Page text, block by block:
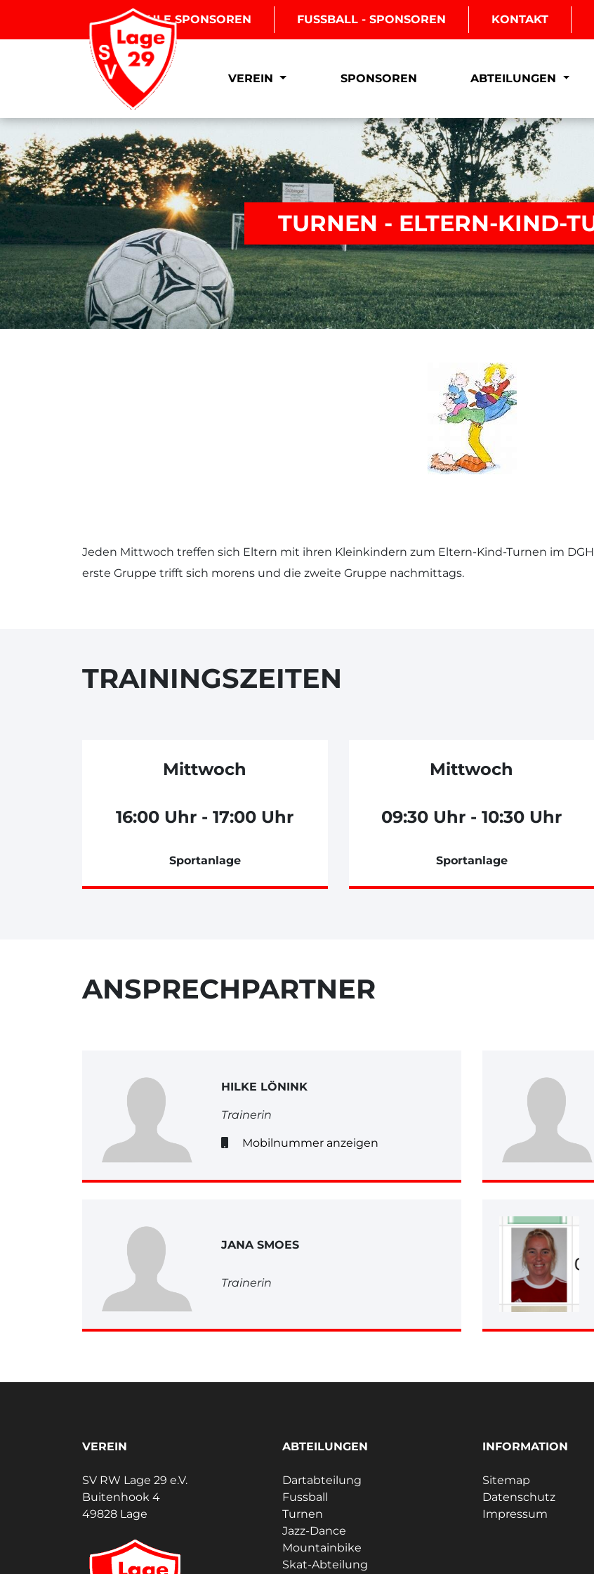
BOULE SPONSOREN FUSSBALL - SPONSOREN KONTAKT
VEREIN SPONSOREN ABTEILUNGEN
TURNEN - ELTERN-KIND-
Jeden Mittwoch treffen sich Eltern mit ihren Kleinkindern zum Eltern-Kind-Turnen im
erste Gruppe trifft sich morens und die zweite Gruppe nachmittags.
TRAININGSZEITEN
Mittwoch
16:00 Uhr - 17:00 Uhr
Sportanlage
Mittwoch
09:30 Uhr - 10:30 Uhr
Sportanlage
ANSPRECHPARTNER
HILKE LÖNINK
Trainerin
Mobilnummer anzeigen
JANA SMOES
Trainerin
VEREIN
SV RW Lage 29 e.V.
Buitenhook 4
49828 Lage
ABTEILUNGEN
Dartabteilung
Fussball
Turnen
Jazz-Dance
Mountainbike
Skat-Abteilung
INFORMATION
Sitemap
Datenschutz
Impressum